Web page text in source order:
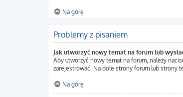
Na górę
Problemy z pisaniem
Jak utworzyć nowy temat na forum lub
Aby utworzyć nowy temat na forum, należy
zarejestrować. Na dole strony forum lub strony
Na górę